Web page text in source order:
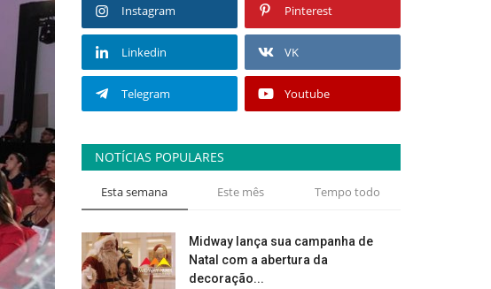
Instagram Pinterest
Linkedin VK
Telegram Youtube
NOTÍCIAS POPULARES
Esta semana Este mês Tempo todo
Midway lança sua campanha de
Natal com a abertura da
decoração...